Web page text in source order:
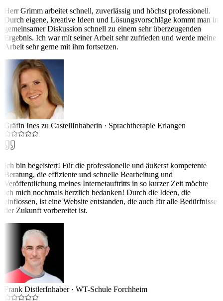
Herr Grimm arbeitet schnell, zuverlässig und höchst professionell.
Durch eigene, kreative Ideen und Lösungsvorschläge kommt man in
gemeinsamer Diskussion schnell zu einem sehr überzeugenden
Ergebnis. Ich war mit seiner Arbeit sehr zufrieden und werde meine
Arbeit sehr gerne mit ihm fortsetzen.
Gräfin Ines zu CastellInhaberin · Sprachtherapie Erlangen
Ich bin begeistert! Für die professionelle und äußerst kompetente
Beratung, die effiziente und schnelle Bearbeitung und
Veröffentlichung meines Internetauftritts in so kurzer Zeit möchte
ich mich nochmals herzlich bedanken! Durch die Ideen, die
einflossen, ist eine Website entstanden, die auch für alle Bedürfnisse
der Zukunft vorbereitet ist.
Frank DistlerInhaber· WT-Schule Forchheim